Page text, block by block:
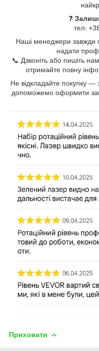
❓
тел:​
Наші менеджери завжди
надати
📞 Дзвоніть або пишіть
отримайте повну
Не відкладайте покупку —​
допоможемо оформити
Приховати